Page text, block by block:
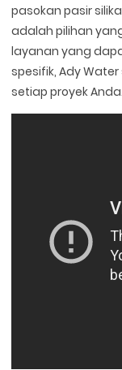
pasokan pasir
adalah pilihan
layanan yang
spesifik, Ady
setiap proyek Anda.